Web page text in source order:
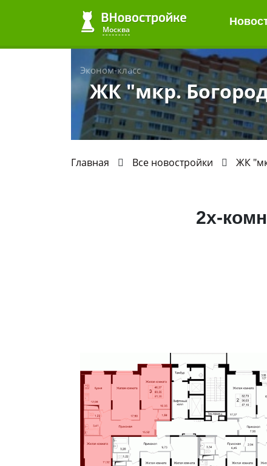
Москва
Эконом-класс
ЖК "мкр.
Главная Все новостройки ЖК
2х-